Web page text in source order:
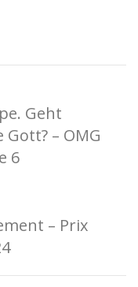
Geht
– OMG
6
– Prix